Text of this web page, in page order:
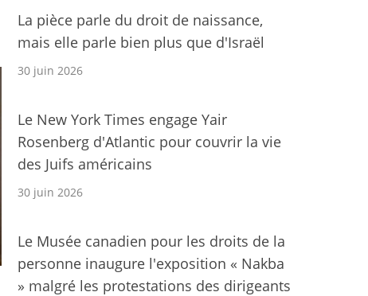
La pièce parle du droit de naissance,
mais elle parle bien plus que d'Israël
30 juin 2026
Le New York Times engage Yair
Rosenberg d'Atlantic pour couvrir la vie
des Juifs américains
30 juin 2026
Le Musée canadien pour les droits de la
personne inaugure l'exposition « Nakba
» malgré les protestations des dirigeants